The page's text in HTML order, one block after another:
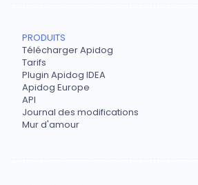
PRODUITS
Télécharger Apidog
Tarifs
Plugin Apidog IDEA
Apidog Europe
API
Journal des modifications
Mur d'amour